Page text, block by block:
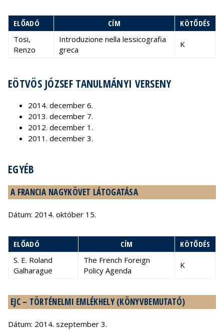
ELŐADÓ CÍM
KÖTŐDÉS
Tosi,
Renzo
Introduzione nella lessicografia
greca
K
EÖTVÖS JÓZSEF TANULMÁNYI VERSENY
2014. december 6.
2013. december 7.
2012. december 1.
2011. december 3.
EGYÉB
A FRANCIA NAGYKÖVET LÁTOGATÁSA
Dátum: 2014. október 15.
ELŐADÓ CÍM
KÖTŐDÉS
S. E. Roland
Galharague
The French Foreign
Policy Agenda
K
EJC – TÖRTÉNELMI EMLÉKHELY (KÖNYVBEMUTATÓ)
Dátum: 2014. szeptember 3.